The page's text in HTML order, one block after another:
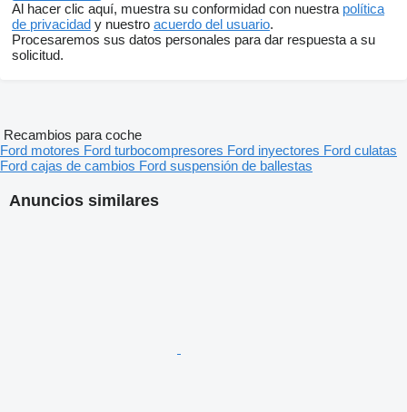
Al hacer clic aquí, muestra su conformidad con nuestra política
de privacidad y nuestro acuerdo del usuario.
Procesaremos sus datos personales para dar respuesta a su
solicitud.
Anuncios similares
Recambios para coche
Ford motores Ford turbocompresores Ford inyectores Ford culatas
Ford cajas de cambios Ford suspensión de ballestas